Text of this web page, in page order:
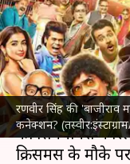
रणवीर सिंह की 'बाजीराव
कनेक्शन?
लेखन आकांक्षा शर्मा Dec 25,
क्या है खबर?
रणवीर सिंहऔर
को सिनेमाघरों में
क्रिसमस के मौके